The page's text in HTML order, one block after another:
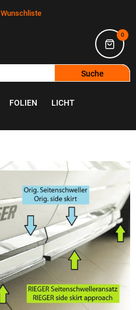
Wunschliste
0
Suche
FOLIEN
LICHT